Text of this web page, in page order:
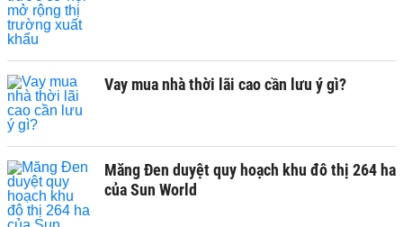
Vay mua nhà thời lãi cao cần lưu ý gì?
Măng Đen duyệt quy hoạch khu đô thị 264 ha
của Sun World